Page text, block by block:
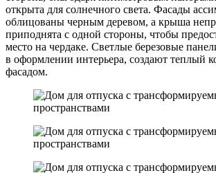
открыта для солнечного света. Фасады
облицованы черным деревом, а крыша
приподнята с одной стороны, чтобы
место на чердаке. Светлые березовые
в оформлении интерьера, создают теплый
фасадом.